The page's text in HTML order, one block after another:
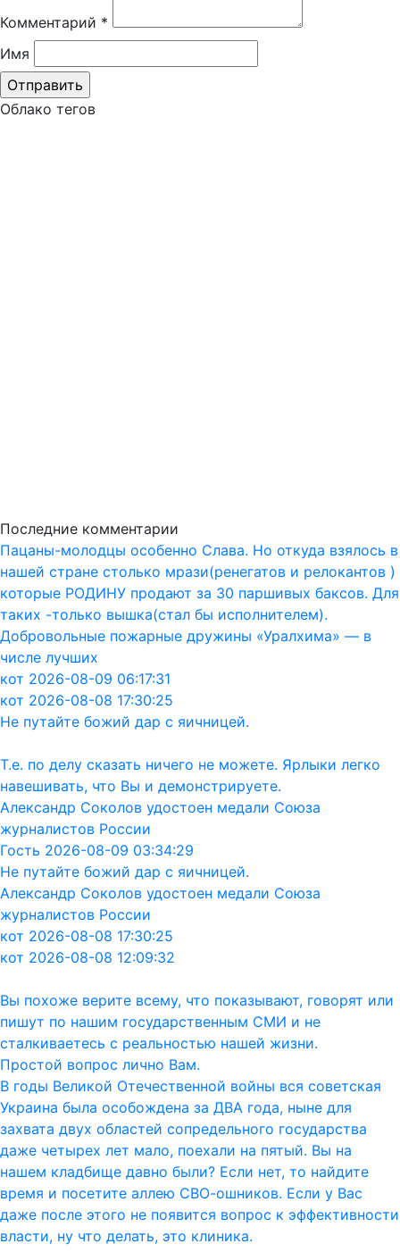
Комментарий *
Имя
Облако тегов
Последние комментарии
Пацаны-молодцы особенно Слава. Но откуда взялось в
нашей стране столько мрази(ренегатов и релокантов )
которые РОДИНУ продают за 30 паршивых баксов. Для
таких -только вышка(стал бы исполнителем).
Добровольные пожарные дружины «Уралхима» — в
числе лучших
кот 2026-08-09 06:17:31
кот 2026-08-08 17:30:25
Не путайте божий дар с яичницей.
Т.е. по делу сказать ничего не можете. Ярлыки легко
навешивать, что Вы и демонстрируете.
Александр Соколов удостоен медали Союза
журналистов России
Гость 2026-08-09 03:34:29
Не путайте божий дар с яичницей.
Александр Соколов удостоен медали Союза
журналистов России
кот 2026-08-08 17:30:25
кот 2026-08-08 12:09:32
Вы похоже верите всему, что показывают, говорят или
пишут по нашим государственным СМИ и не
сталкиваетесь с реальностью нашей жизни.
Простой вопрос лично Вам.
В годы Великой Отечественной войны вся советская
Украина была особождена за ДВА года, ныне для
захвата двух областей сопредельного государства
даже четырех лет мало, поехали на пятый. Вы на
нашем кладбище давно были? Если нет, то найдите
время и посетите аллею СВО-ошников. Если у Вас
даже после этого не появится вопрос к эффективности
власти, ну что делать, это клиника.